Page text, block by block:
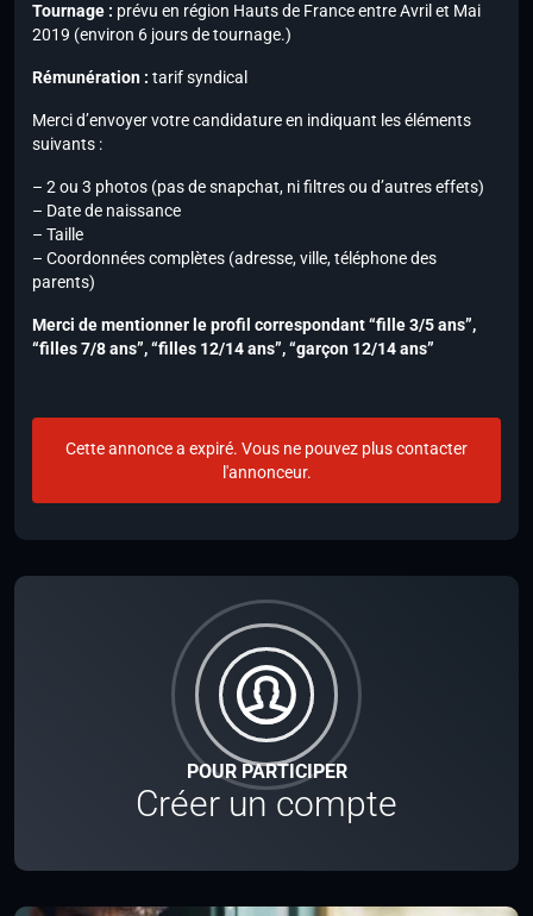
POUR PARTICIPER
Créer un compte
Tournage : prévu en région Hauts de France entre Avril et Mai
2019 (environ 6 jours de tournage.)
Rémunération : tarif syndical
Merci d’envoyer votre candidature en indiquant les éléments
suivants :
– 2 ou 3 photos (pas de snapchat, ni filtres ou d’autres effets)
– Date de naissance
– Taille
– Coordonnées complètes (adresse, ville, téléphone des
parents)
Merci de mentionner le profil correspondant “fille 3/5 ans”,
“filles 7/8 ans”, “filles 12/14 ans”, “garçon 12/14 ans”
Cette annonce a expiré. Vous ne pouvez plus contacter
l'annonceur.